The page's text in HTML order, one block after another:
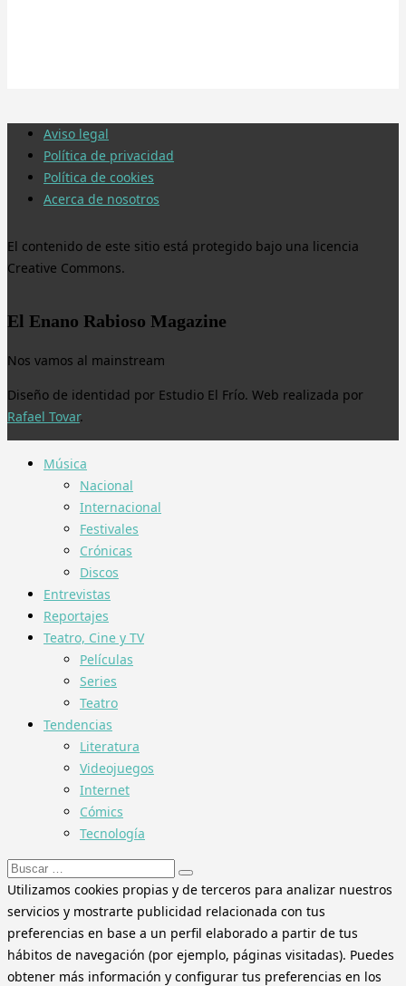
Aviso legal
Política de privacidad
Política de cookies
Acerca de nosotros
El contenido de este sitio está protegido bajo una licencia
Creative Commons.
El Enano Rabioso Magazine
Nos vamos al mainstream
Diseño de identidad por Estudio El Frío. Web realizada por
Rafael Tovar.
Música
Nacional
Internacional
Festivales
Crónicas
Discos
Entrevistas
Reportajes
Teatro, Cine y TV
Películas
Series
Teatro
Tendencias
Literatura
Videojuegos
Internet
Cómics
Tecnología
Buscar:
Utilizamos cookies propias y de terceros para analizar nuestros
servicios y mostrarte publicidad relacionada con tus
preferencias en base a un perfil elaborado a partir de tus
hábitos de navegación (por ejemplo, páginas visitadas). Puedes
obtener más información y configurar tus preferencias en los